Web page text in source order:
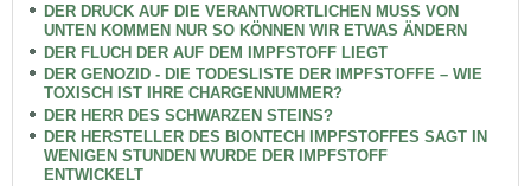
DER DRUCK AUF DIE VERANTWORTLICHEN MUSS VON
UNTEN KOMMEN NUR SO KÖNNEN WIR ETWAS ÄNDERN
DER FLUCH DER AUF DEM IMPFSTOFF LIEGT
DER GENOZID - DIE TODESLISTE DER IMPFSTOFFE – WIE
TOXISCH IST IHRE CHARGENNUMMER?
DER HERR DES SCHWARZEN STEINS?
DER HERSTELLER DES BIONTECH IMPFSTOFFES SAGT IN
WENIGEN STUNDEN WURDE DER IMPFSTOFF
ENTWICKELT